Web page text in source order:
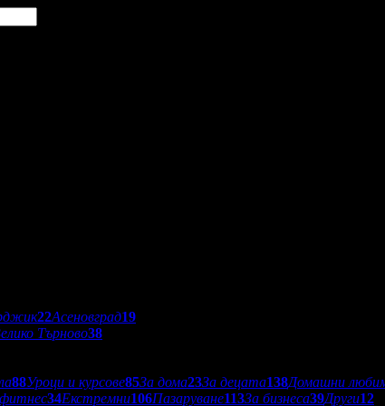
22Асеновград19
Търново38
88Уроци и курсове85За дома23За децата138Домашни
34Екстремни106Пазаруване113За бизнеса39Други12